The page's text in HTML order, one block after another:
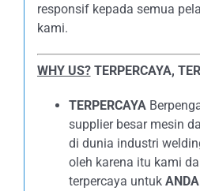
responsif kepada semua
kami.
WHY US? TERPERCAYA,
TERPERCAYA
supplier besar mesin
di dunia industri
oleh karena itu kami
terpercaya untuk ANDA